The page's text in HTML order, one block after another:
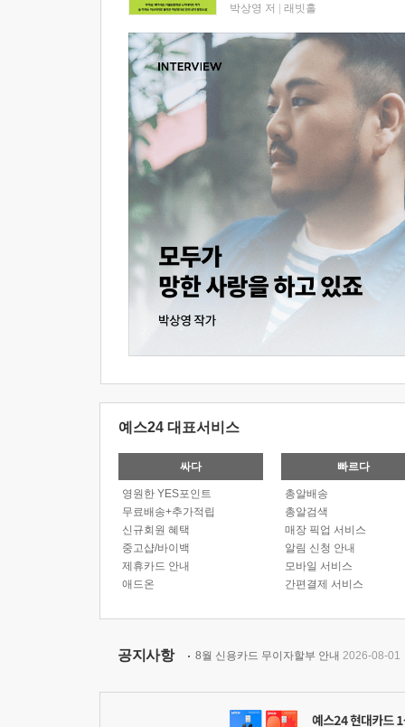
박상영 저 래빗홀
예스24 대표서비스
싸다
영원한 YES포인트
무료배송+추가적립
신규회원 혜택
중고샵/바이백
제휴카드 안내
애드온
빠르다
총알배송
총알검색
매장 픽업 서비스
알림 신청 안내
모바일 서비스
간편결제 서비스
공지사항 8월 신용카드 무이자할부 안내 2026-08-01